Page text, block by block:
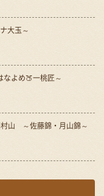
大玉～
なよめ🍑一桃匠～
村山 ～佐藤錦・月山錦～